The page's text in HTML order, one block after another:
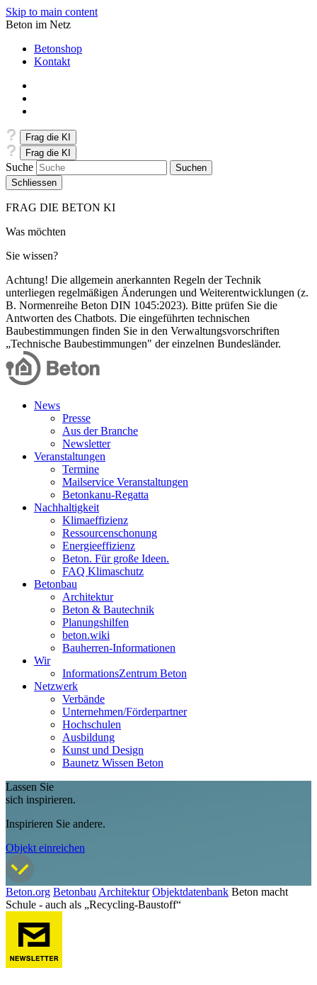
Skip to main content
Beton im Netz
Betonshop
Kontakt
Frag die KI
Frag die KI
Suche
Schliessen
FRAG DIE BETON KI
Was möchten
Sie wissen?
Achtung! Die allgemein anerkannten Regeln der Technik
unterliegen regelmäßigen Änderungen und Weiterentwicklungen (z.
B. Normenreihe Beton DIN 1045:2023). Bitte prüfen Sie die
Antworten des Chatbots. Die eingeführten technischen
Baubestimmungen finden Sie in den Verwaltungsvorschriften
„Technische Baubestimmungen" der einzelnen Bundesländer.
News
Presse
Aus der Branche
Newsletter
Veranstaltungen
Termine
Mailservice Veranstaltungen
Betonkanu-Regatta
Nachhaltigkeit
Klimaeffizienz
Ressourcenschonung
Energieeffizienz
Beton. Für große Ideen.
FAQ Klimaschutz
Betonbau
Architektur
Beton & Bautechnik
Planungshilfen
beton.wiki
Bauherren-Informationen
Wir
InformationsZentrum Beton
Netzwerk
Verbände
Unternehmen/Förderpartner
Hochschulen
Ausbildung
Kunst und Design
Baunetz Wissen Beton
Lassen Sie
sich inspirieren.
Inspirieren Sie andere.
Objekt einreichen
Beton.org Betonbau Architektur Objektdatenbank Beton macht
Schule - auch als „Recycling-Baustoff“